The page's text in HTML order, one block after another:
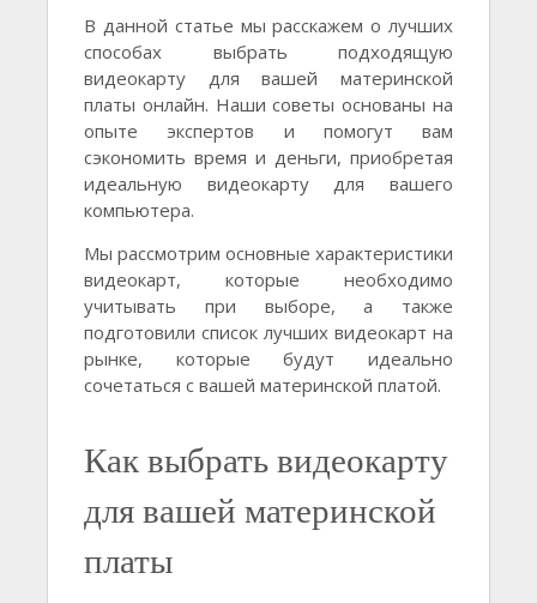
В данной статье мы расскажем о лучших
способах выбрать подходящую
видеокарту для вашей материнской
платы онлайн. Наши советы основаны на
опыте экспертов и помогут вам
сэкономить время и деньги, приобретая
идеальную видеокарту для вашего
компьютера.
Мы рассмотрим основные характеристики
видеокарт, которые необходимо
учитывать при выборе, а также
подготовили список лучших видеокарт на
рынке, которые будут идеально
сочетаться с вашей материнской платой.
Как выбрать видеокарту
для вашей материнской
платы